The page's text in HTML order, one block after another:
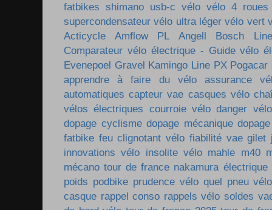
fatbikes shimano usb-c vélo vélo 4 roues
supercondensateur vélo ultra léger vélo vert
Acticycle
Amflow PL Angell
Bosch
Comparateur vélo électrique - Guide vélo
Evenepoel Gravel Kamingo Line PX Pogacar
apprendre à faire du vélo
assurance
automatiques capteur vae casques vélo
vélos électriques courroie vélo danger vélo
dopage cyclisme dopage mécanique
fatbike feu clignotant vélo fiabilité vae gilet
innovations vélo insolite vélo mahle m40
mécano tour de france nakamura électrique
poids podbike prudence vélo quel pneu vélo
casque rappel conso rappels vélo soldes